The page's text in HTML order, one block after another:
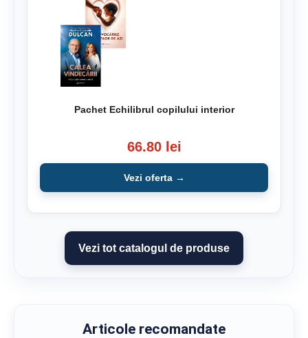
Pachet Echilibrul copilului interior
66.80 lei
Vezi oferta →
Vezi tot catalogul de produse
Articole recomandate